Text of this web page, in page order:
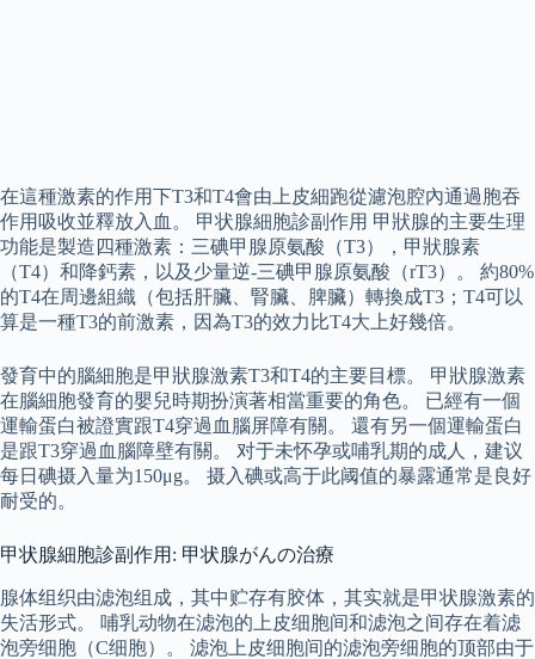
在這種激素的作用下T3和T4會由上皮細跑從濾泡腔內通過胞吞
作用吸收並釋放入血。 甲状腺細胞診副作用 甲狀腺的主要生理
功能是製造四種激素：三碘甲腺原氨酸（T3），甲狀腺素
（T4）和降鈣素，以及少量逆-三碘甲腺原氨酸（rT3）。 約80%
的T4在周邊組織（包括肝臟、腎臟、脾臟）轉換成T3；T4可以
算是一種T3的前激素，因為T3的效力比T4大上好幾倍。
發育中的腦細胞是甲狀腺激素T3和T4的主要目標。 甲狀腺激素
在腦細胞發育的嬰兒時期扮演著相當重要的角色。 已經有一個
運輸蛋白被證實跟T4穿過血腦屏障有關。 還有另一個運輸蛋白
是跟T3穿過血腦障壁有關。 对于未怀孕或哺乳期的成人，建议
每日碘摄入量为150μg。 摄入碘或高于此阈值的暴露通常是良好
耐受的。
甲状腺細胞診副作用: 甲状腺がんの治療
腺体组织由滤泡组成，其中贮存有胶体，其实就是甲状腺激素的
失活形式。 哺乳动物在滤泡的上皮细胞间和滤泡之间存在着滤
泡旁细胞（C细胞）。 滤泡上皮细胞间的滤泡旁细胞的顶部由于